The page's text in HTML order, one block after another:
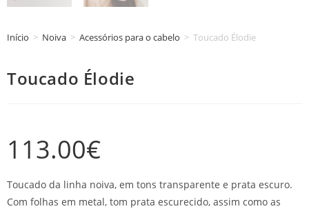
Início > Noiva > Acessórios para o cabelo > Toucado Élodie
Toucado Élodie
113.00€
Toucado da linha noiva, em tons transparente e prata escuro.
Com folhas em metal, tom prata escurecido, assim como as